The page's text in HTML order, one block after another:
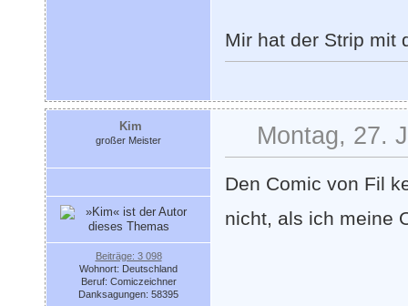
Mir hat der Strip mit
Kim
großer Meister
Beiträge: 3 098
Wohnort: Deutschland
Beruf: Comiczeichner
Danksagungen: 58395
Montag, 27.
Den Comic von Fil
nicht, als ich meine